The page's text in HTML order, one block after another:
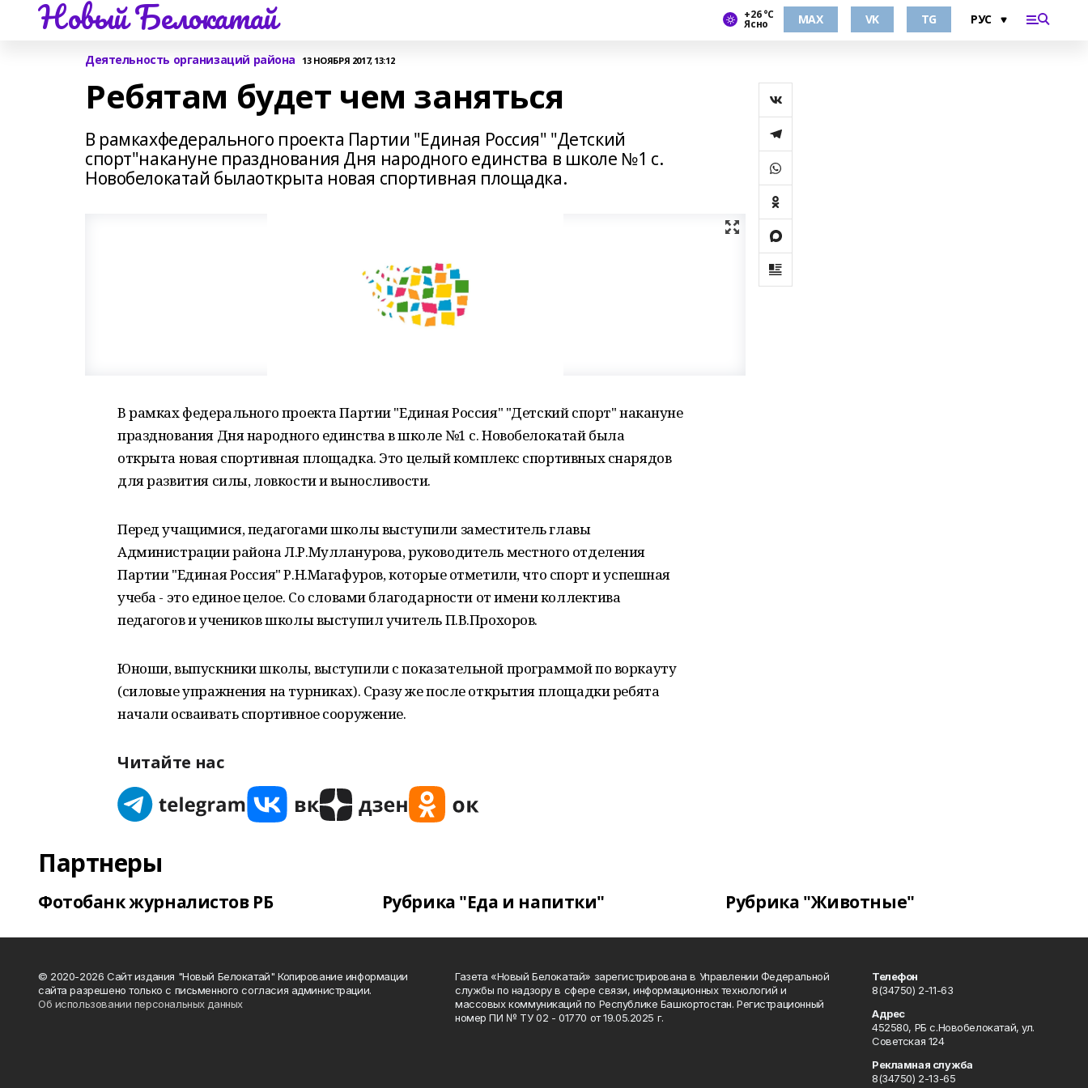
Новый Белокатай +26 °С
Ясно MAX VK TG
Деятельность организаций района 13 НОЯБРЯ 2017, 13:12
Ребятам будет чем заняться
В рамкахфедерального проекта Партии "Единая Россия" "Детский
спорт"накануне празднования Дня народного единства в школе №1 с.
Новобелокатай былаоткрыта новая спортивная площадка.
В рамках федерального проекта Партии "Единая Россия" "Детский спорт" накануне
празднования Дня народного единства в школе №1 с. Новобелокатай была
открыта новая спортивная площадка. Это целый комплекс спортивных снарядов
для развития силы, ловкости и выносливости.
Перед учащимися, педагогами школы выступили заместитель главы
Администрации района Л.Р.Мулланурова, руководитель местного отделения
Партии "Единая Россия" Р.Н.Магафуров, которые отметили, что спорт и успешная
учеба - это единое целое. Со словами благодарности от имени коллектива
педагогов и учеников школы выступил учитель П.В.Прохоров.
Юноши, выпускники школы, выступили с показательной программой по воркауту
(силовые упражнения на турниках). Сразу же после открытия площадки ребята
начали осваивать спортивное сооружение.
Читайте нас
Партнеры
Фотобанк журналистов РБ Рубрика "Еда и напитки" Рубрика "Животные"
© 2020-2026 Сайт издания "Новый Белокатай" Копирование информации
сайта разрешено только с письменного согласия администрации.
Об использовании персональных данных
Газета «Новый Белокатай» зарегистрирована в Управлении Федеральной
службы по надзору в сфере связи, информационных технологий и
массовых коммуникаций по Республике Башкортостан. Регистрационный
номер ПИ № ТУ 02 - 01770 от 19.05.2025 г.
Телефон
8(34750) 2-11-63
Адрес
452580, РБ с.Новобелокатай, ул.
Советская 124
Рекламная служба
8(34750) 2-13-65